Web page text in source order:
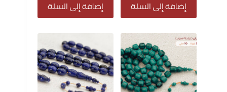
إضافة إلى السلة إضافة إلى السلة